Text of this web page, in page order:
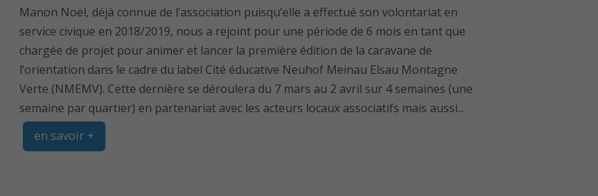
Manon Noël, déjà connue de l’association puisqu’elle a effectué son volontariat en
service civique en 2018/2019, nous a rejoint pour une période de 6 mois en tant que
chargée de projet pour animer et lancer la première édition de la caravane de
l’orientation dans le cadre du label Cité éducative Neuhof Meinau Elsau Montagne
Verte (NMEMV). Cette dernière se déroulera du 7 mars au 2 avril sur 4 semaines (une
semaine par quartier) en partenariat avec les acteurs locaux associatifs mais aussi...
en savoir +